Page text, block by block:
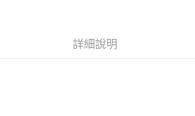
AFTEE先享後付
詳細說明